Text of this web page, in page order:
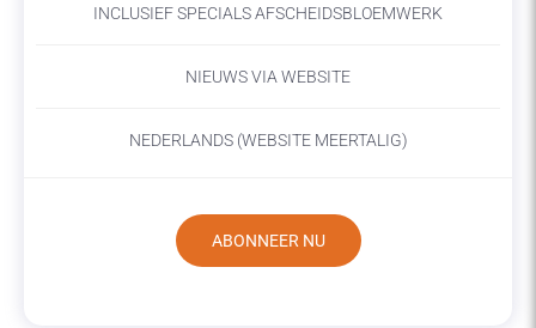
INCLUSIEF SPECIALS AFSCHEIDSBLOEMWERK
NIEUWS VIA WEBSITE
NEDERLANDS (WEBSITE MEERTALIG)
ABONNEER NU